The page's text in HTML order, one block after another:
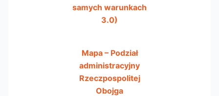
samych warunkach
3.0)
Mapa – Podział
administracyjny
Rzeczpospolitej
Obojga